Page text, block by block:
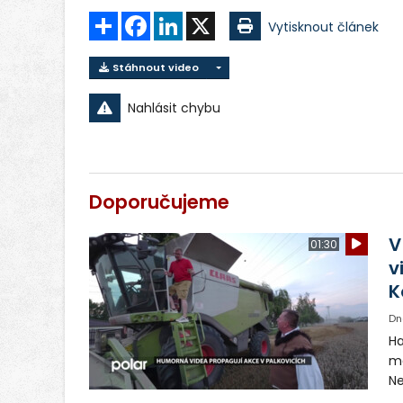
Sdílet FacebookLinkedIn Vytisknout článek
Stáhnout video
Nahlásit chybu
Doporučujeme
01:30